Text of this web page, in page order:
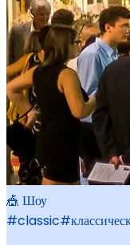
🎪 Шоу
#classic#